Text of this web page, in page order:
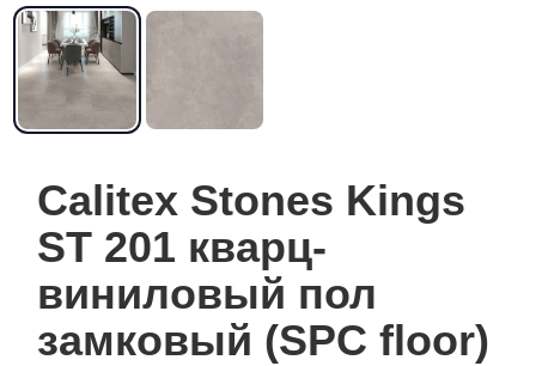
Calitex Stones Kings
ST 201 кварц-
виниловый пол
замковый (SPC floor)